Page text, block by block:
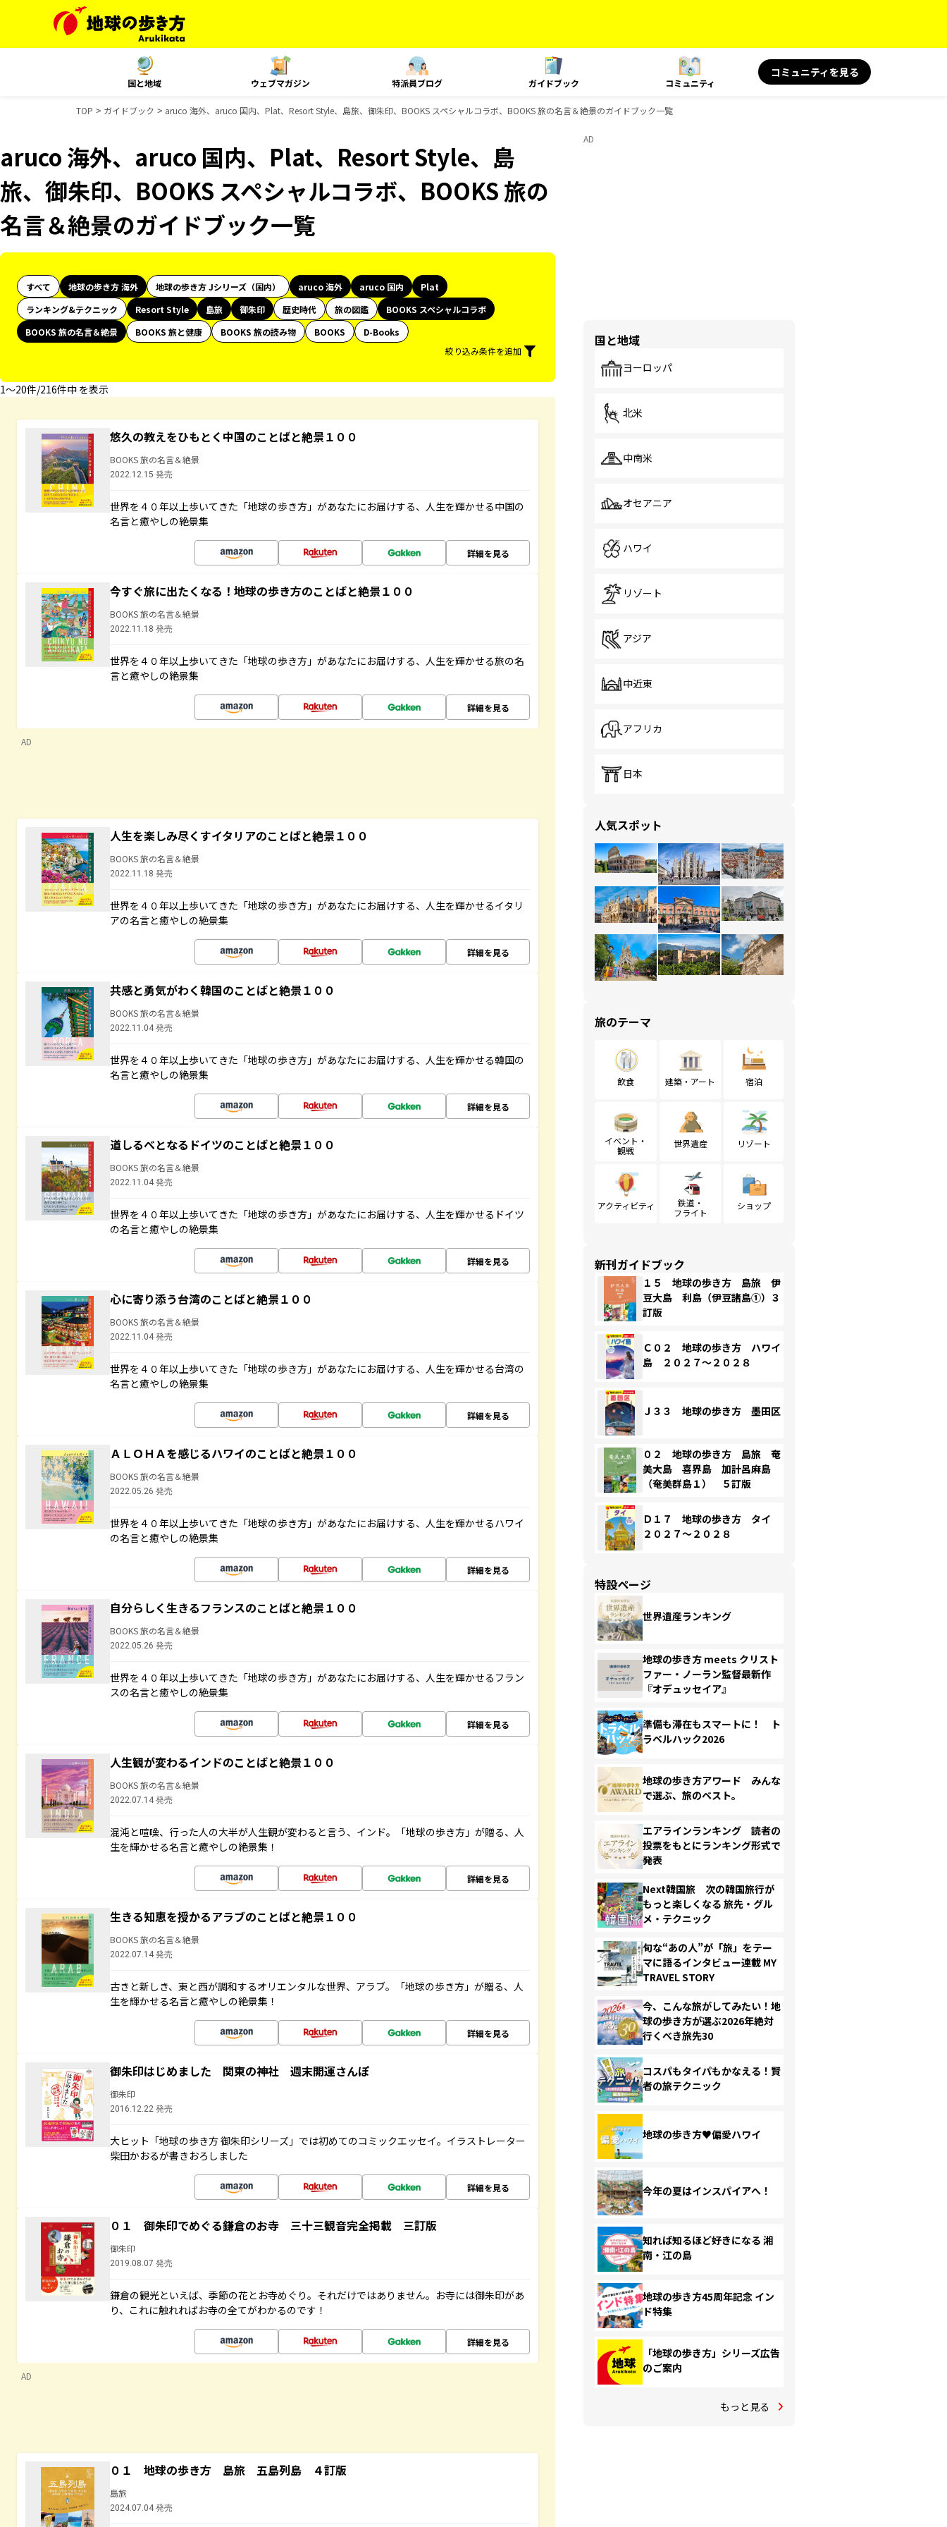
国と地域 ウェブマガジン 特派員ブログ ガイドブック コミュニティ
コミュニティを見る
TOP ガイドブック aruco 海外、aruco 国内、Plat、Resort Style、島旅、御朱印、BOOKS スペシャルコラボ、BOOKS 旅の名言＆絶景のガイドブック一覧
aruco 海外、aruco 国内、Plat、Resort Style、島
旅、御朱印、BOOKS スペシャルコラボ、BOOKS 旅の
名言＆絶景のガイドブック一覧
すべて 地球の歩き方 海外 地球の歩き方 Jシリーズ（国内） aruco 海外 aruco 国内
Plat
ランキング&テクニック
Resort Style 島旅 御朱印 歴史時代 旅の図鑑
BOOKS スペシャルコラボ
BOOKS 旅の名言＆絶景
BOOKS 旅と健康 BOOKS 旅の読み物 BOOKS
D-Books
絞り込み条件を追加
1〜20件/216件中 を表示
悠久の教えをひもとく中国のことばと絶景１００
BOOKS 旅の名言＆絶景
2022.12.15 発売
世界を４０年以上歩いてきた「地球の歩き方」があなたにお届けする、人生を輝かせる中国の
名言と癒やしの絶景集
詳細を見る
今すぐ旅に出たくなる！地球の歩き方のことばと絶景１００
BOOKS 旅の名言＆絶景
2022.11.18 発売
世界を４０年以上歩いてきた「地球の歩き方」があなたにお届けする、人生を輝かせる旅の名
言と癒やしの絶景集
詳細を見る
AD
人生を楽しみ尽くすイタリアのことばと絶景１００
BOOKS 旅の名言＆絶景
2022.11.18 発売
世界を４０年以上歩いてきた「地球の歩き方」があなたにお届けする、人生を輝かせるイタリ
アの名言と癒やしの絶景集
詳細を見る
共感と勇気がわく韓国のことばと絶景１００
BOOKS 旅の名言＆絶景
2022.11.04 発売
世界を４０年以上歩いてきた「地球の歩き方」があなたにお届けする、人生を輝かせる韓国の
名言と癒やしの絶景集
詳細を見る
道しるべとなるドイツのことばと絶景１００
BOOKS 旅の名言＆絶景
2022.11.04 発売
世界を４０年以上歩いてきた「地球の歩き方」があなたにお届けする、人生を輝かせるドイツ
の名言と癒やしの絶景集
詳細を見る
心に寄り添う台湾のことばと絶景１００
BOOKS 旅の名言＆絶景
2022.11.04 発売
世界を４０年以上歩いてきた「地球の歩き方」があなたにお届けする、人生を輝かせる台湾の
名言と癒やしの絶景集
詳細を見る
ＡＬＯＨＡを感じるハワイのことばと絶景１００
BOOKS 旅の名言＆絶景
2022.05.26 発売
世界を４０年以上歩いてきた「地球の歩き方」があなたにお届けする、人生を輝かせるハワイ
の名言と癒やしの絶景集
詳細を見る
自分らしく生きるフランスのことばと絶景１００
BOOKS 旅の名言＆絶景
2022.05.26 発売
世界を４０年以上歩いてきた「地球の歩き方」があなたにお届けする、人生を輝かせるフラン
スの名言と癒やしの絶景集
詳細を見る
人生観が変わるインドのことばと絶景１００
BOOKS 旅の名言＆絶景
2022.07.14 発売
混沌と喧噪、行った人の大半が人生観が変わると言う、インド。「地球の歩き方」が贈る、人
生を輝かせる名言と癒やしの絶景集！
詳細を見る
生きる知恵を授かるアラブのことばと絶景１００
BOOKS 旅の名言＆絶景
2022.07.14 発売
古きと新しき、東と西が調和するオリエンタルな世界、アラブ。「地球の歩き方」が贈る、人
生を輝かせる名言と癒やしの絶景集！
詳細を見る
御朱印はじめました 関東の神社 週末開運さんぽ
御朱印
2016.12.22 発売
大ヒット「地球の歩き方 御朱印シリーズ」では初めてのコミックエッセイ。イラストレーター
柴田かおるが書きおろしました
詳細を見る
０１ 御朱印でめぐる鎌倉のお寺 三十三観音完全掲載 三訂版
御朱印
2019.08.07 発売
鎌倉の観光といえば、季節の花とお寺めぐり。それだけではありません。お寺には御朱印があ
り、これに触れればお寺の全てがわかるのです！
詳細を見る
AD
０１ 地球の歩き方 島旅 五島列島 ４訂版
島旅
2024.07.04 発売
AD
国と地域
ヨーロッパ
北米
中南米
オセアニア
ハワイ
リゾート
アジア
中近東
アフリカ
日本
人気スポット
旅のテーマ
飲食 建築・アート 宿泊
イベント・
観戦
世界遺産 リゾート
アクティビティ
鉄道・
フライト
ショップ
新刊ガイドブック
１５ 地球の歩き方 島旅 伊
豆大島 利島（伊豆諸島①）３
訂版
Ｃ０２ 地球の歩き方 ハワイ
島 ２０２７～２０２８
Ｊ３３ 地球の歩き方 墨田区
０２ 地球の歩き方 島旅 奄
美大島 喜界島 加計呂麻島
（奄美群島１） ５訂版
Ｄ１７ 地球の歩き方 タイ
２０２７～２０２８
特設ページ
世界遺産ランキング
地球の歩き方 meets クリスト
ファー・ノーラン監督最新作
『オデュッセイア』
準備も滞在もスマートに！ ト
ラベルハック2026
地球の歩き方アワード みんな
で選ぶ、旅のベスト。
エアラインランキング 読者の
投票をもとにランキング形式で
発表
Next韓国旅 次の韓国旅行が
もっと楽しくなる 旅先・グル
メ・テクニック
旬な“あの人”が「旅」をテー
マに語るインタビュー連載 MY
TRAVEL STORY
今、こんな旅がしてみたい！地
球の歩き方が選ぶ2026年絶対
行くべき旅先30
コスパもタイパもかなえる！賢
者の旅テクニック
地球の歩き方♥偏愛ハワイ
今年の夏はインスパイアへ！
知れば知るほど好きになる 湘
南・江の島
地球の歩き方45周年記念 イン
ド特集
「地球の歩き方」シリーズ広告
のご案内
もっと見る